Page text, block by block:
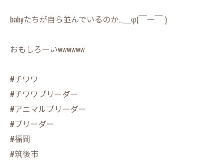
babyたちが自ら並んでいるのか…＿φ(￣ー￣ )
おもしろーいwwwwww
#チワワ
#チワワブリーダー
#アニマルブリーダー
#ブリーダー
#福岡
#筑後市